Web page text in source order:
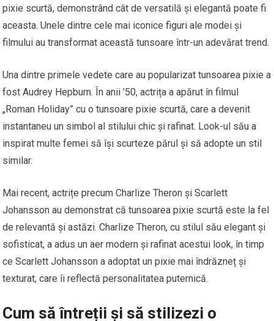
pixie scurtă, demonstrând cât de versatilă și elegantă poate fi
aceasta. Unele dintre cele mai iconice figuri ale modei și
filmului au transformat această tunsoare într-un adevărat trend.
Una dintre primele vedete care au popularizat tunsoarea pixie a
fost Audrey Hepburn. În anii ’50, actrița a apărut în filmul
„Roman Holiday” cu o tunsoare pixie scurtă, care a devenit
instantaneu un simbol al stilului chic și rafinat. Look-ul său a
inspirat multe femei să își scurteze părul și să adopte un stil
similar.
Mai recent, actrițe precum Charlize Theron și Scarlett
Johansson au demonstrat că tunsoarea pixie scurtă este la fel
de relevantă și astăzi. Charlize Theron, cu stilul său elegant și
sofisticat, a adus un aer modern și rafinat acestui look, în timp
ce Scarlett Johansson a adoptat un pixie mai îndrăzneț și
texturat, care îi reflectă personalitatea puternică.
Cum să întreții și să stilizezi o